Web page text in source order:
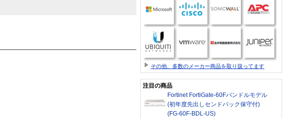
その他、多数のメーカー商品を取り扱ってます
注目の商品
Fortinet FortiGate-60Fバンドルモデル
(初年度先出しセンドバック保守付)
(FG-60F-BDL-US)